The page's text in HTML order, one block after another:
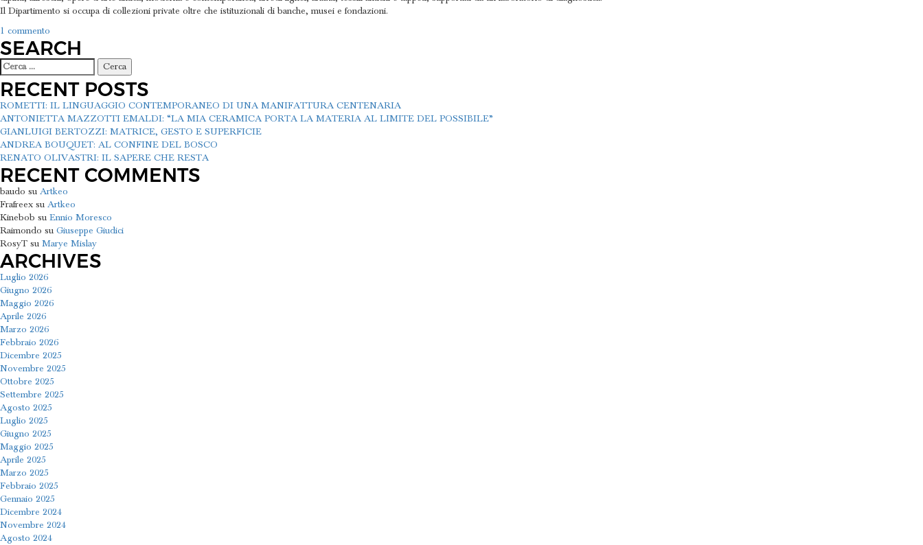
Il Dipartimento si occupa di collezioni private oltre che istituzionali di banche, musei e fondazioni.
1 commento
Isabella
Villafranca
SEARCH
Ricerca
per:
RECENT POSTS
ROMETTI: IL LINGUAGGIO CONTEMPORANEO DI UNA MANIFATTURA CENTENARIA
ANTONIETTA MAZZOTTI EMALDI: “LA MIA CERAMICA PORTA LA MATERIA AL LIMITE DEL POSSIBILE”
GIANLUIGI BERTOZZI: MATRICE, GESTO E SUPERFICIE
ANDREA BOUQUET: AL CONFINE DEL BOSCO
RENATO OLIVASTRI: IL SAPERE CHE RESTA
RECENT COMMENTS
baudo su Artkeo
Frafreex su Artkeo
Kinebob su Ennio Moresco
Raimondo su Giuseppe Giudici
RosyT su Marye Mislay
ARCHIVES
Luglio 2026
Giugno 2026
Maggio 2026
Aprile 2026
Marzo 2026
Febbraio 2026
Dicembre 2025
Novembre 2025
Ottobre 2025
Settembre 2025
Agosto 2025
Luglio 2025
Giugno 2025
Maggio 2025
Aprile 2025
Marzo 2025
Febbraio 2025
Gennaio 2025
Dicembre 2024
Novembre 2024
Agosto 2024